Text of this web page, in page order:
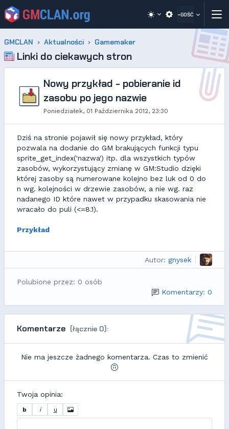
~GOŚĆ
GMCLAN Aktualności Gamemaker
Linki do ciekawych stron
Nowy przykład - pobieranie id
zasobu po jego nazwie
Poniedziałek, 01 Października 2012, 23:30
Dziś na stronie pojawił się nowy przykład, który
pozwala na dodanie do GM brakujących funkcji typu
sprite_get_index('nazwa') itp. dla wszystkich typów
zasobów, wykorzystujący zmianę w GM:Studio dzięki
której zasoby są numerowane kolejno bez luk od 0 do
n wg. kolejności w drzewie zasobów, a nie wg. raz
nadanego ID które nawet w przypadku skasowania nie
wracało do puli (<=8.1).
Przykład
Autor: gnysek
Polubione przez: 0 osób
Komentarzy: 0
Komentarze (łącznie 0):
Nie ma jeszcze żadnego komentarza. Czas to zmienić
Twoja opinia:
b i u